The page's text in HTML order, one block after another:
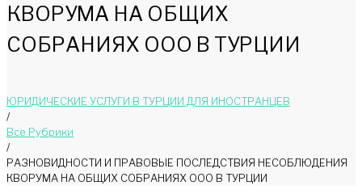
КВОРУМА НА ОБЩИХ
СОБРАНИЯХ ООО В ТУРЦИИ
ЮРИДИЧЕСКИЕ УСЛУГИ В ТУРЦИИ ДЛЯ ИНОСТРАНЦЕВ
/
Bce Pyбрики
/
РАЗНОВИДНОСТИ И ПРАВОВЫЕ ПОСЛЕДСТВИЯ НЕСОБЛЮДЕНИЯ
КВОРУМА НА ОБЩИХ СОБРАНИЯХ ООО В ТУРЦИИ